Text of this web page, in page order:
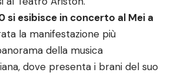
esibisce in concerto al Mei a
la manifestazione più
della musica
dove presenta i brani del suo